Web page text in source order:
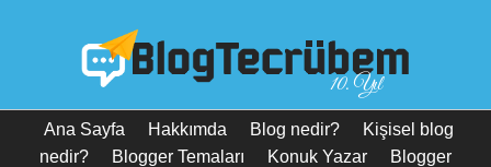
10. Yıl
Ana Sayfa Hakkımda Blog nedir?
Kişisel blog
nedir?
Blogger Temaları Konuk Yazar
Blogger